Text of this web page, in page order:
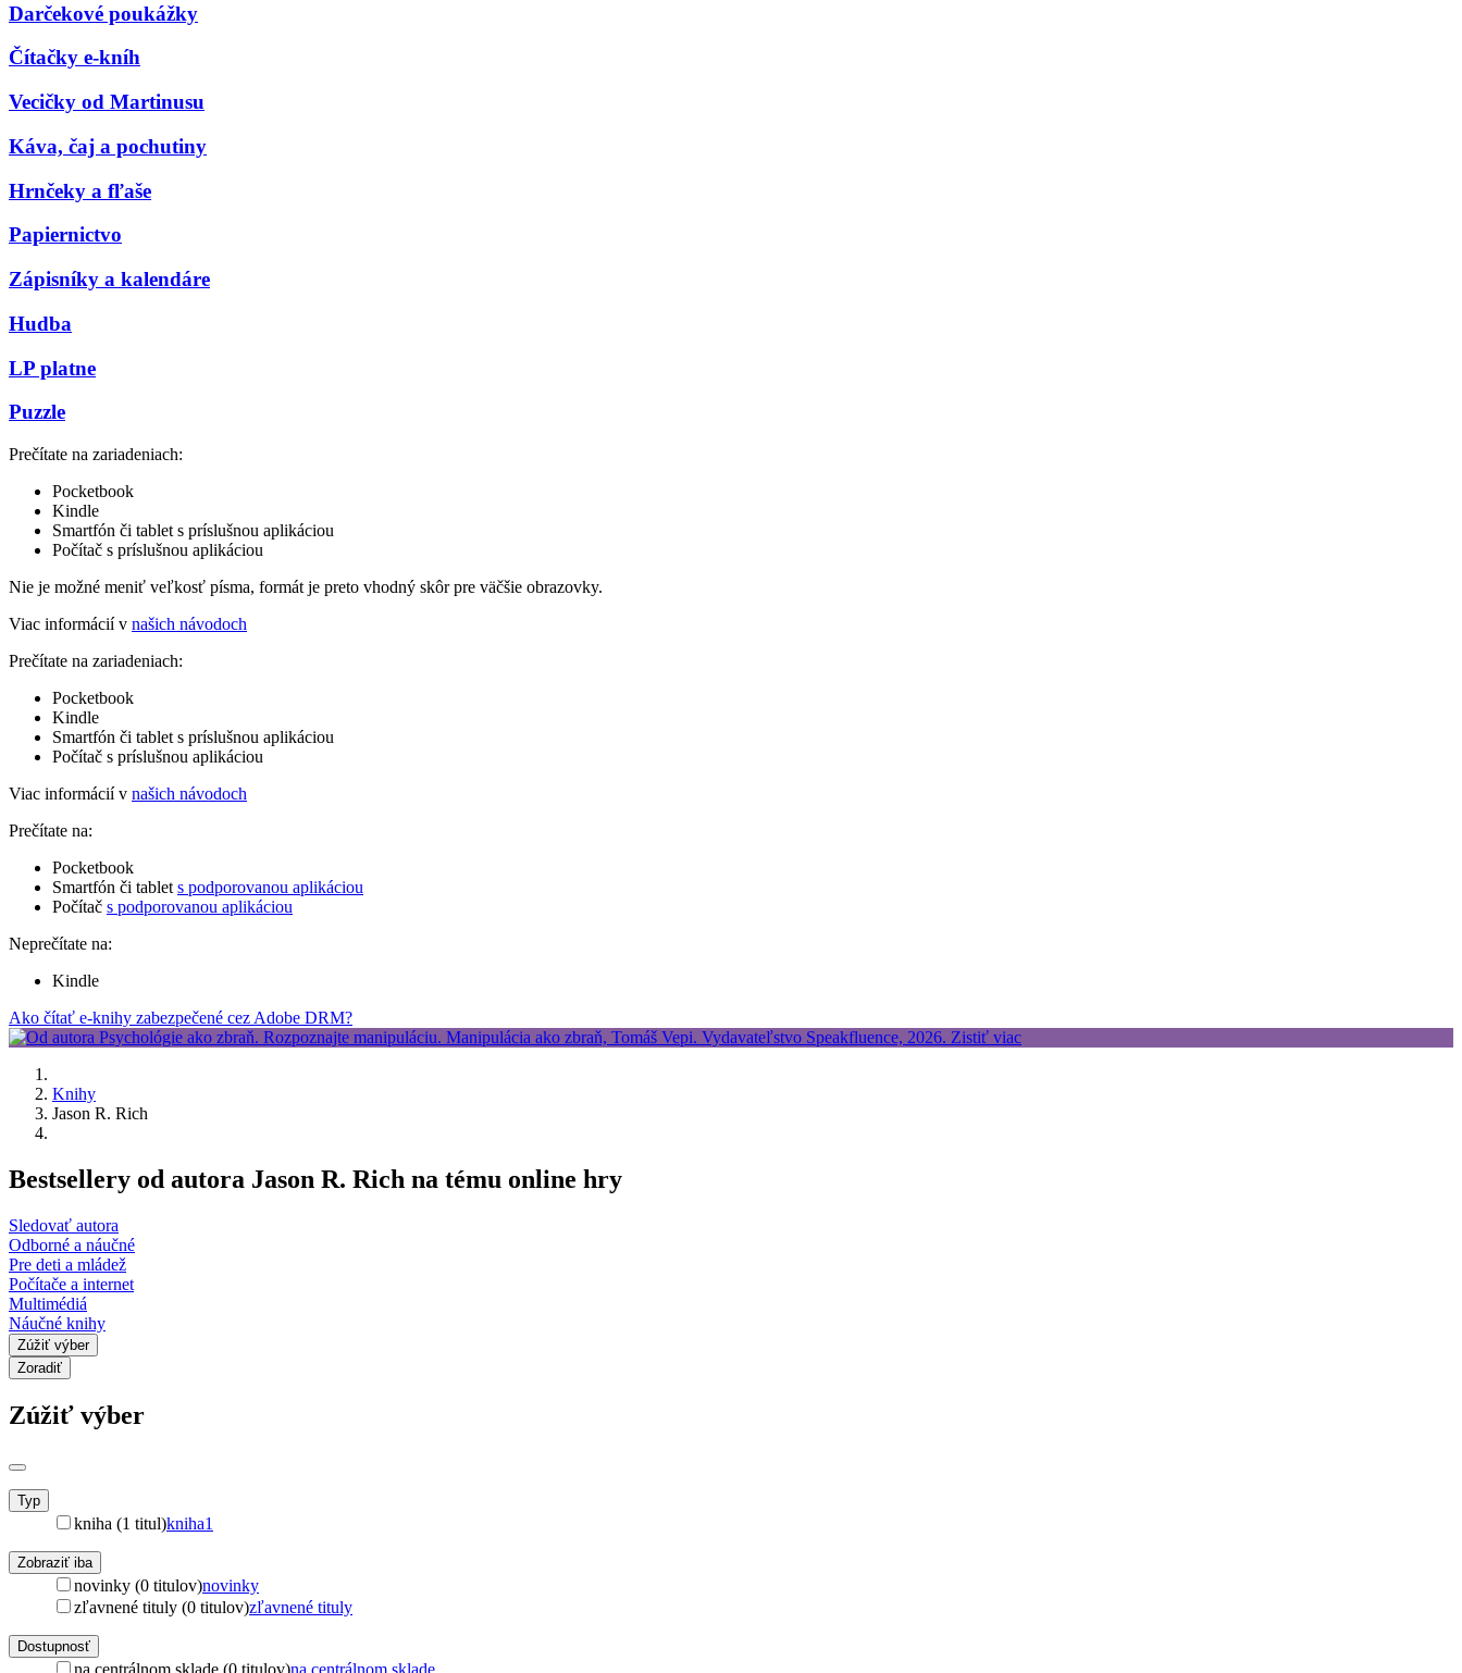
Darčekové poukážky
Čítačky e-kníh
Vecičky od Martinusu
Káva, čaj a pochutiny
Hrnčeky a fľaše
Papiernictvo
Zápisníky a kalendáre
Hudba
LP platne
Puzzle
Prečítate na zariadeniach:
Pocketbook
Kindle
Smartfón či tablet s príslušnou aplikáciou
Počítač s príslušnou aplikáciou
Nie je možné meniť veľkosť písma, formát je preto vhodný skôr pre väčšie obrazovky.
Viac informácií v našich návodoch
Prečítate na zariadeniach:
Pocketbook
Kindle
Smartfón či tablet s príslušnou aplikáciou
Počítač s príslušnou aplikáciou
Viac informácií v našich návodoch
Prečítate na:
Pocketbook
Smartfón či tablet s podporovanou aplikáciou
Počítač s podporovanou aplikáciou
Neprečítate na:
Kindle
Ako čítať e-knihy zabezpečené cez Adobe DRM?
Knihy
Jason R. Rich
Bestsellery od autora Jason R. Rich na tému online hry
Sledovať autora
Odborné a náučné
Pre deti a mládež
Počítače a internet
Multimédiá
Náučné knihy
Zúžiť výber
Zoradiť
Zúžiť výber
Typ
kniha (1 titul)kniha1
Zobraziť iba
novinky (0 titulov)novinky
zľavnené tituly (0 titulov)zľavnené tituly
Dostupnosť
na centrálnom sklade (0 titulov)na centrálnom sklade